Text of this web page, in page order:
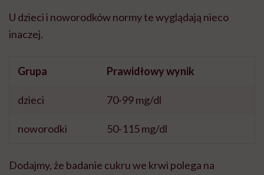
U dzieci i noworodków normy te wyglądają nieco
inaczej.
Grupa Prawidłowy wynik
dzieci 70-99 mg/dl
noworodki 50-115 mg/dl
Dodajmy, że badanie cukru we krwi polega na